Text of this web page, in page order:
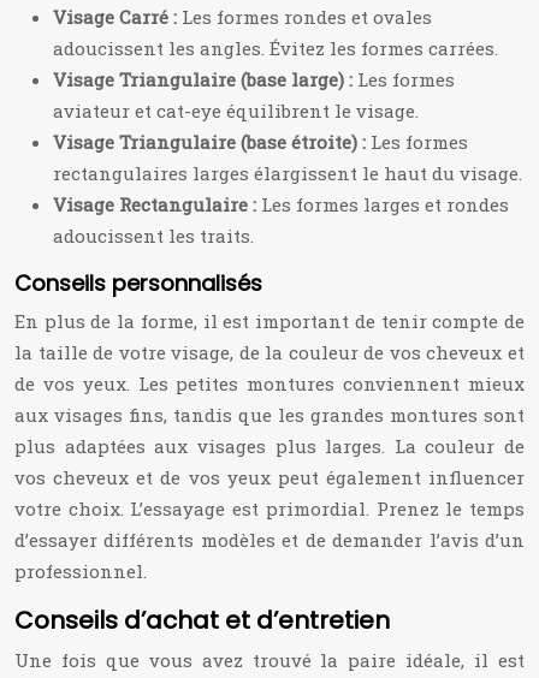
Visage Carré : Les formes rondes et ovales
adoucissent les angles. Évitez les formes carrées.
Visage Triangulaire (base large) : Les formes
aviateur et cat-eye équilibrent le visage.
Visage Triangulaire (base étroite) : Les formes
rectangulaires larges élargissent le haut du visage.
Visage Rectangulaire : Les formes larges et rondes
adoucissent les traits.
Conseils personnalisés
En plus de la forme, il est important de tenir compte de
la taille de votre visage, de la couleur de vos cheveux et
de vos yeux. Les petites montures conviennent mieux
aux visages fins, tandis que les grandes montures sont
plus adaptées aux visages plus larges. La couleur de
vos cheveux et de vos yeux peut également influencer
votre choix. L’essayage est primordial. Prenez le temps
d’essayer différents modèles et de demander l’avis d’un
professionnel.
Conseils d’achat et d’entretien
Une fois que vous avez trouvé la paire idéale, il est